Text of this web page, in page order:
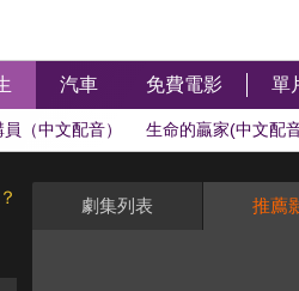
汽車 免費電影 單
（中文配音） 生命的贏家(中文配
劇集列表 推薦